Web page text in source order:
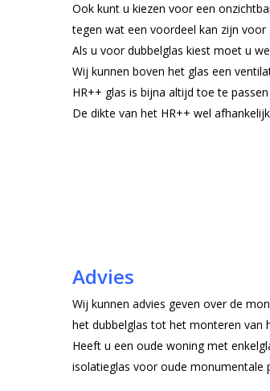
Ook kunt u kiezen voor een
tegen wat een voordeel kan zijn voor
Als u voor dubbelglas kiest moet u
Wij kunnen boven het glas een
HR++ glas is bijna altijd toe te
De dikte van het HR++ wel
Advies
Wij kunnen advies geven over de
het dubbelglas tot het monteren van
Heeft u een oude woning met
isolatieglas voor oude monumentale